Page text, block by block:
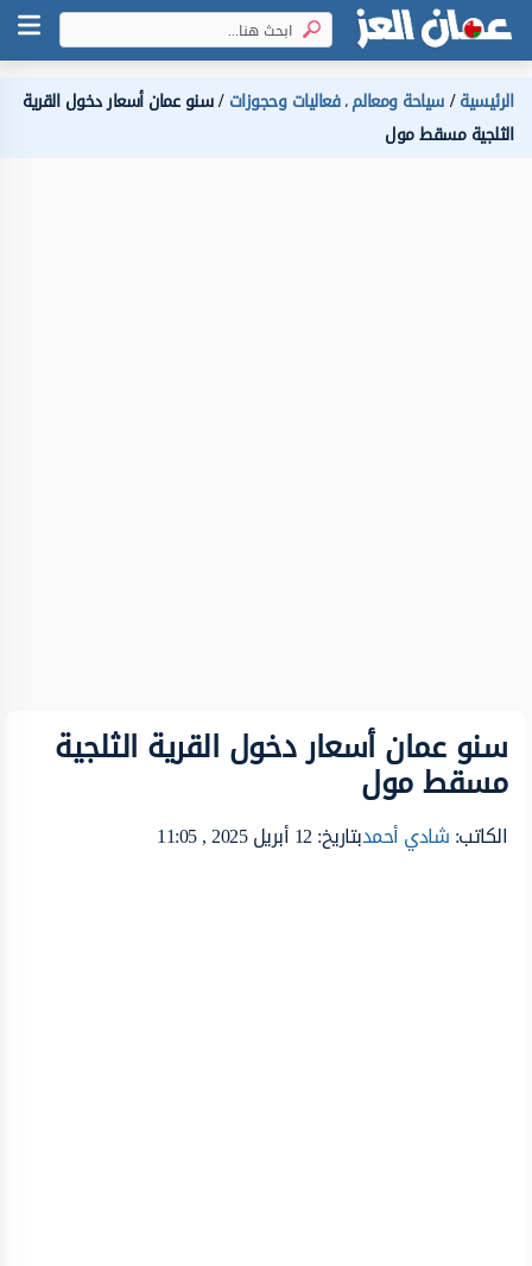
الرئيسية سياحة ومعالم،فعاليات وحجوزات سنو عمان أسعار دخول القرية
الثلجية مسقط مول
سنو عمان أسعار دخول القرية الثلجية
مسقط مول
الكاتب:شادي أحمدبتاريخ: 12 أبريل 2025 , 11:05